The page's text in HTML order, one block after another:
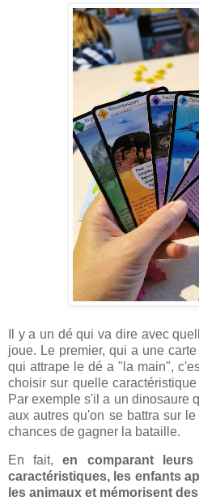
Il y a un dé qui va dire avec
joue. Le premier, qui a une
qui attrape le dé a "la main",
choisir sur quelle
Par exemple s'il a un dinosaure
aux autres qu'on se battra sur
chances de gagner la bataille.
En fait,en comparant
caractéristiques, les enfants
les animaux et mémorisent